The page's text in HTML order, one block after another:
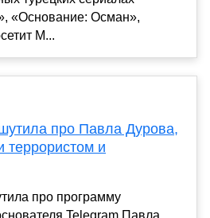
«Основание: Осман»,
М...
про Павла Дурова,
террористом и
про программу